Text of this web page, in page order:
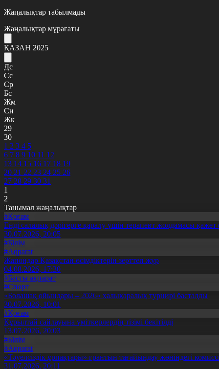
Жаңалықтар табылмады
Жаңалықтар мұрағаты
ҚАЗАН 2025
Дс
Сс
Ср
Бс
Жм
Сн
Жк
29
30
1 2 3 4 5
6 7 8 9 10 11 12
13 14 15 16 17 18 19
20 21 22 23 24 25 26
27 28 29 30 31
1
2
Танымал жаңалықтар
#Қоғам
Енді салалық дәрігерге қаралу үшін терапевт жолдамасы қажет
30.07.2026, 20:05
#Білім
#Aqparat
Жапондар Қазақстан өсімдіктерін зерттеп жүр
04.08.2026, 17:30
#Басты ақпарат
#Спорт
«Болашақ ойындары – 2026» халықаралық турнирі басталды
30.07.2026, 10:01
#Қоғам
Құрылтай сайлауына үміткерлердің тізімі бекітілді
13.07.2026, 20:03
#Білім
#Aqparat
«Тәуелсіздік ұрпақтары» грантын тағайындау жөніндегі
31.07.2026, 20:11